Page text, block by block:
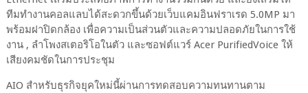
ทีมทำงานคอลแลบได้สะดวกขึ้นด้วยเว็บแคมอินฟราเรด 5.0MP มา
พร้อมฝาปิดกล้อง เพื่อความเป็นส่วนตัวและความปลอดภัยในการใช้
งาน , ลำโพงสเตอริโอในตัว และซอฟต์แวร์ Acer PurifiedVoice ให้
เสียงคมชัดในการประชุม
AIO สำหรับธุรกิจยุคใหม่นี้ผ่านการทดสอบความทนทานตาม